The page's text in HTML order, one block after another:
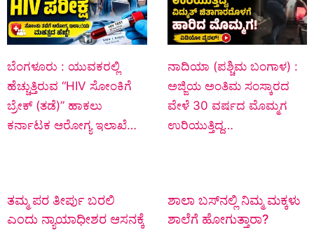
ಬೆಂಗಳೂರು : ಯುವಕರಲ್ಲಿ
ಹೆಚ್ಚುತ್ತಿರುವ “HIV ಸೋಂಕಿಗೆ
ಬ್ರೇಕ್ (ತಡೆ)” ಹಾಕಲು
ಕರ್ನಾಟಕ ಆರೋಗ್ಯ ಇಲಾಖೆ…
ನಾದಿಯಾ (ಪಶ್ಚಿಮ ಬಂಗಾಳ) :
ಅಜ್ಜಿಯ ಅಂತಿಮ ಸಂಸ್ಕಾರದ
ವೇಳೆ 30 ವರ್ಷದ ಮೊಮ್ಮಗ
ಉರಿಯುತ್ತಿದ್ದ…
ತಮ್ಮ ಪರ ತೀರ್ಪು ಬರಲಿ
ಎಂದು ನ್ಯಾಯಾಧೀಶರ ಆಸನಕ್ಕೆ
ಶಾಲಾ ಬಸ್‌ನಲ್ಲಿ ನಿಮ್ಮ ಮಕ್ಕಳು
ಶಾಲೆಗೆ ಹೋಗುತ್ತಾರಾ?